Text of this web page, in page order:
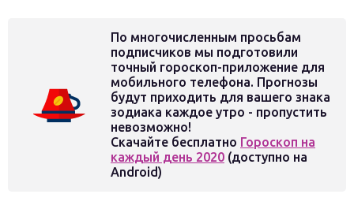
По многочисленным просьбам
подписчиков мы подготовили
точный гороскоп-приложение для
мобильного телефона. Прогнозы
будут приходить для вашего знака
зодиака каждое утро - пропустить
невозможно!
Скачайте бесплатно Гороскоп на
каждый день 2020 (доступно на
Android)